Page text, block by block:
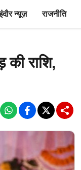
न्यूज़ राजनीति
राशि,